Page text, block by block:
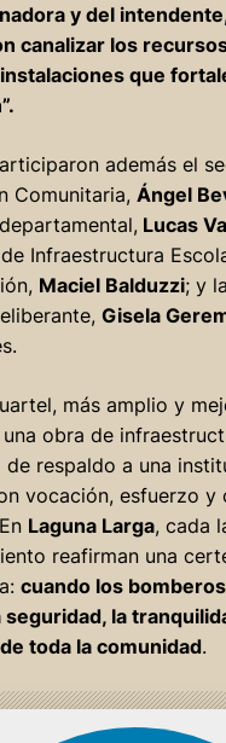
y del
canalizar los
que
además el
Comunitaria, Ángel
Lucas
Infraestructura
Maciel Balduzzi; y
Gisela
más amplio y
obra de
de respaldo a una
vocación, esfuerzo y
Laguna Larga, cada
reafirman una
cuando los
seguridad, la
toda la comunidad.